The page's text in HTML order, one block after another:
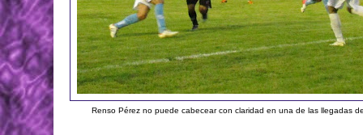
Renso Pérez no puede cabecear con claridad en una de las llegadas